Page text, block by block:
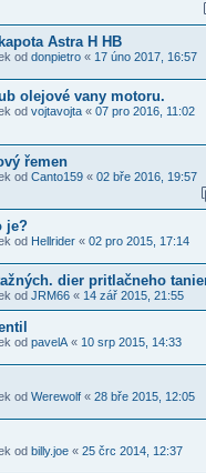
Astra H HB
od donpietro « 17 úno 2017, 16:57
olejové vany motoru.
od vojtavojta « 07 pro 2016, 11:02
řemen
od Canto159 « 02 bře 2016, 19:57
je?
od Hellrider « 02 pro 2015, 17:14
dier pritlačneho
od JRM66 « 14 zář 2015, 21:55
od pavelA« 10 srp 2015, 14:33
od Werewolf « 28 bře 2015, 12:05
od billy.joe « 25 črc 2014, 12:37